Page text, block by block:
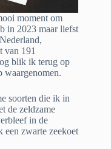
moment om
in 2023 maar liefst
van 191
blik ik terug op
waargenomen.
soorten die ik in
de zeldzame
in de
een zwarte zeekoet